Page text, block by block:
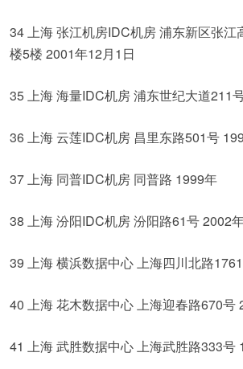
34 上海 张江机房IDC机房 浦东新区张江
楼5楼 2001年12月1日
35 上海 海量IDC机房 浦东世纪大道211
36 上海 云莲IDC机房 昌里东路501号
37 上海 同普IDC机房 同普路 1999年
38 上海 汾阳IDC机房 汾阳路61号 2002
39 上海 横浜数据中心 上海四川北路
40 上海 花木数据中心 上海迎春路670号
41 上海 武胜数据中心 上海武胜路333号